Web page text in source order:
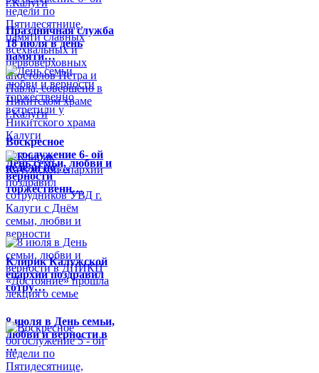
Праздничная служба
18 июля в день
памяти…
Воскресное
богослужение 6- ой
недели по …
День семьи, любви и
верности
торжественн…
Клирик Калужской
епархии поздравил
сотру…
8 июля в День семьи,
любви и верности в
…